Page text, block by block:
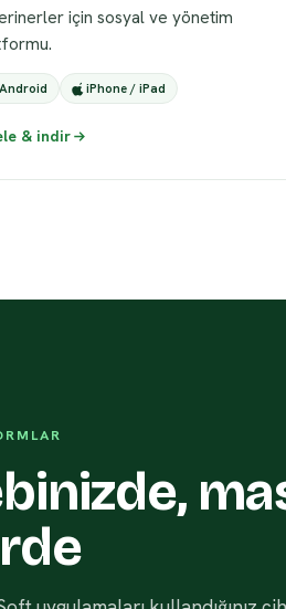
için sosyal ve yönetim
Android iPhone / iPad
& indir